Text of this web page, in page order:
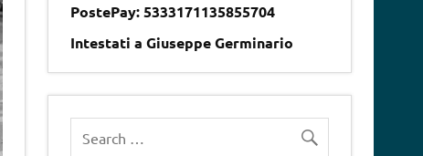
PostePay: 5333171135855704
Intestati a Giuseppe Germinario